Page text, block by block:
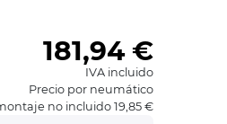
181,94€
IVA incluido
Precio por neumático
no incluido 19,85 €